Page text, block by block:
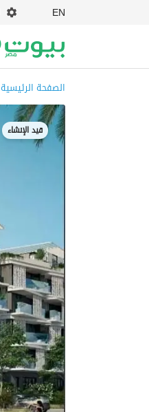
EN
الصفحة الرئيسية
قيد الإنشاء